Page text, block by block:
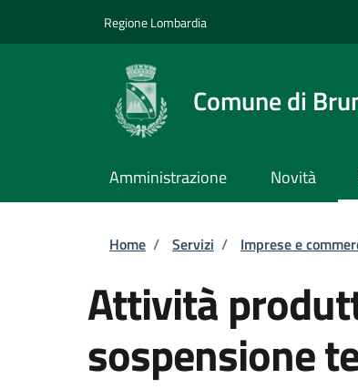
Regione Lombardia
Comune di
Amministrazione Novità
Briciole di pane
Home / Servizi / Imprese e
Attività
sospensione